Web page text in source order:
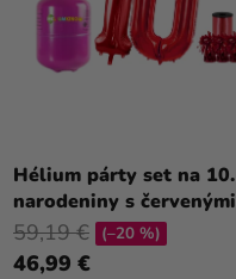
Hélium párty set na 10.
narodeniny s červenými
balónmi
46,99 €
59,19 € (–20 %)